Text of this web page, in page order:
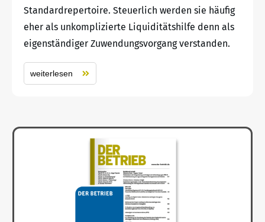
Standardrepertoire. Steuerlich werden sie häufig
eher als unkomplizierte Liquiditätshilfe denn als
eigenständiger Zuwendungsvorgang verstanden.
weiterlesen